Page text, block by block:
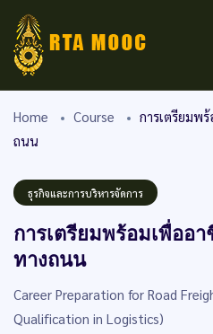
Home Course
การเตรียมพ
ถนน
ธุรกิจและการบริหารจัดการ
การเตรียมพร้อมเพื่ออ
ทางถนน
Career Preparation for Road
Qualification in Logistics)